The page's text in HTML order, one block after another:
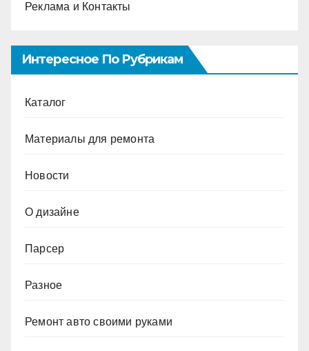
Реклама и Контакты
Интересное По Рубрикам
Каталог
Материалы для ремонта
Новости
О дизайне
Парсер
Разное
Ремонт авто своими руками